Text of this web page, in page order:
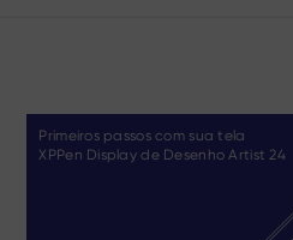
Primeiros passos com sua tela
XPPen Display de Desenho Artist 24